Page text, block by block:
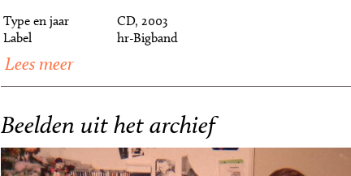
Type en jaar
CD, 2003
Label
hr-Bigband
Lees meer
Beelden uit het archief